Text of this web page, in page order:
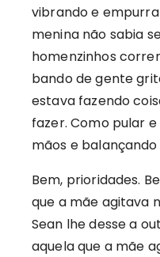
vibrando e
menina não sabia
homenzinhos
bando de gente
estava fazendo
fazer. Como pular
mãos e
Bem, prioridades.
que a mãe agitava
Sean lhe desse a
aquela que a mãe